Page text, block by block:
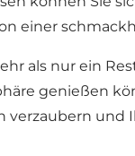
einer
als nur ein
genießen
verzaubern